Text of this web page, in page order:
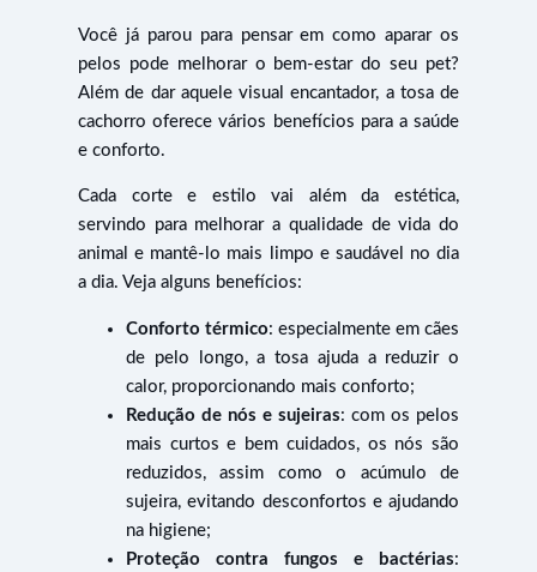
Você já parou para pensar em como aparar os
pelos pode melhorar o bem-estar do seu pet?
Além de dar aquele visual encantador, a tosa de
cachorro oferece vários benefícios para a saúde
e conforto.
Cada corte e estilo vai além da estética,
servindo para melhorar a qualidade de vida do
animal e mantê-lo mais limpo e saudável no dia
a dia. Veja alguns benefícios:
Conforto térmico: especialmente em cães
de pelo longo, a tosa ajuda a reduzir o
calor, proporcionando mais conforto;
Redução de nós e sujeiras: com os pelos
mais curtos e bem cuidados, os nós são
reduzidos, assim como o acúmulo de
sujeira, evitando desconfortos e ajudando
na higiene;
Proteção contra fungos e bactérias: